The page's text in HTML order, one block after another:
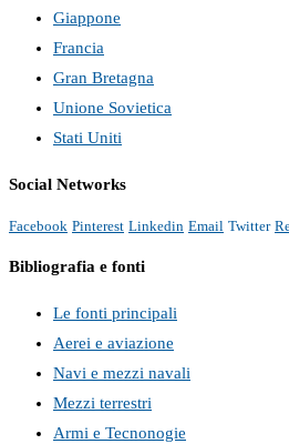
Giappone
Francia
Gran Bretagna
Unione Sovietica
Stati Uniti
Social Networks
Facebook Pinterest Linkedin Email Twitter
Bibliografia e fonti
Le fonti principali
Aerei e aviazione
Navi e mezzi navali
Mezzi terrestri
Armi e Tecnonogie